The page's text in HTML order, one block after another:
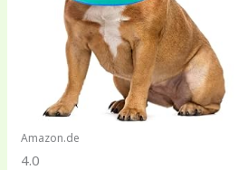
Amazon.de
4.0